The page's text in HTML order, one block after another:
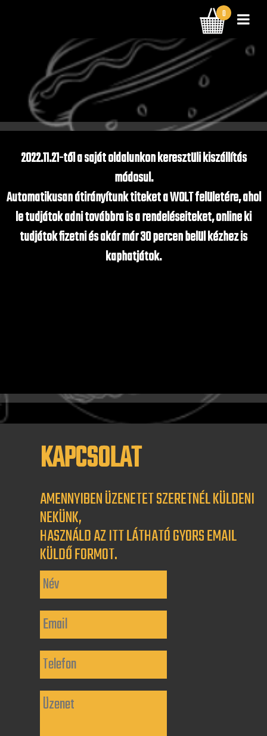
BELÉPÉS
0
TÉTEL | 0 FT
2022.11.21-től a saját oldalunkon keresztüli kiszállítás
módosul.
Automatikusan átirányítunk titeket a WOLT felületére, ahol
le tudjátok adni továbbra is a rendeléseiteket, online ki
tudjátok fizetni és akár már 30 percen belül kézhez is
kaphatjátok.
KAPCSOLAT
AMENNYIBEN ÜZENETET SZERETNÉL KÜLDENI
NEKÜNK,
HASZNÁLD AZ ITT LÁTHATÓ GYORS EMAIL
KÜLDŐ FORMOT.